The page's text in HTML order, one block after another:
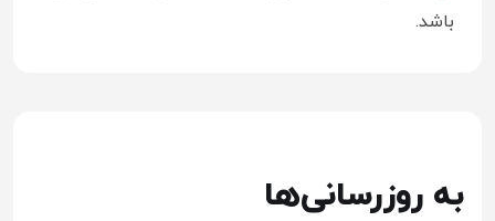
باشد.
به روزرسانی‌ها